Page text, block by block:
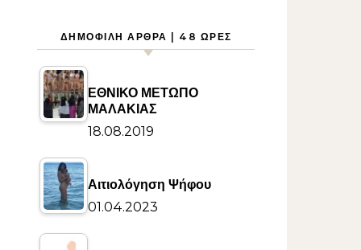
ΔΗΜΟΦΙΛΉ ΆΡΘΡΑ | 48 ΏΡΕΣ
ΕΘΝΙΚΟ ΜΕΤΩΠΟ
ΜΑΛΑΚΙΑΣ
18.08.2019
Αιτιολόγηση Ψήφου
01.04.2023